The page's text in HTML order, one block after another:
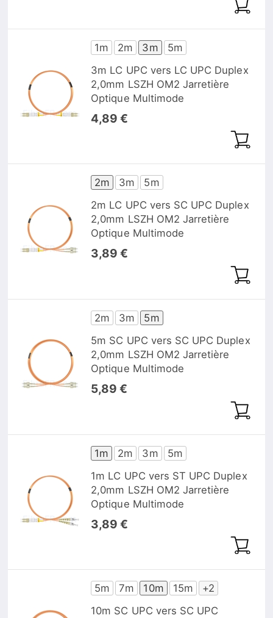
1m 2m 3m
5m
3m LC UPC vers LC UPC Duplex
2,0mm LSZH OM2 Jarretière
Optique Multimode
4,89 €
2m 3m
5m
2m LC UPC vers SC UPC Duplex
2,0mm LSZH OM2 Jarretière
Optique Multimode
3,89 €
2m 3m
5m
5m SC UPC vers SC UPC Duplex
2,0mm LSZH OM2 Jarretière
Optique Multimode
5,89 €
1m 2m 3m
5m
1m LC UPC vers ST UPC Duplex
2,0mm LSZH OM2 Jarretière
Optique Multimode
3,89 €
5m 7m 10m 15m
+2
10m SC UPC vers SC UPC